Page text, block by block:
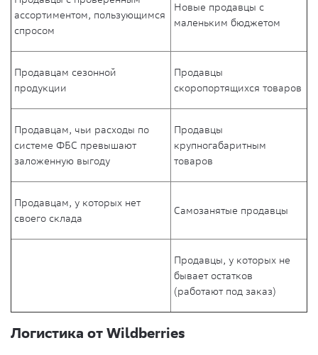
ассортиментом, пользующимся
спросом
Новые продавцы с
маленьким бюджетом
Продавцам сезонной
продукции
Продавцы
скоропортящихся товаров
Продавцам, чьи расходы по
системе ФБС превышают
заложенную выгоду
Продавцы
крупногабаритным
товаров
Продавцам, у которых нет
своего склада
Самозанятые продавцы
Продавцы, у которых не
бывает остатков
(работают под заказ)
Логистика от Wildberries